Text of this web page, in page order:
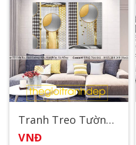
Tranh Treo Tường Canvas Nghệ Thuật Viên Bi Sắt
VNĐ